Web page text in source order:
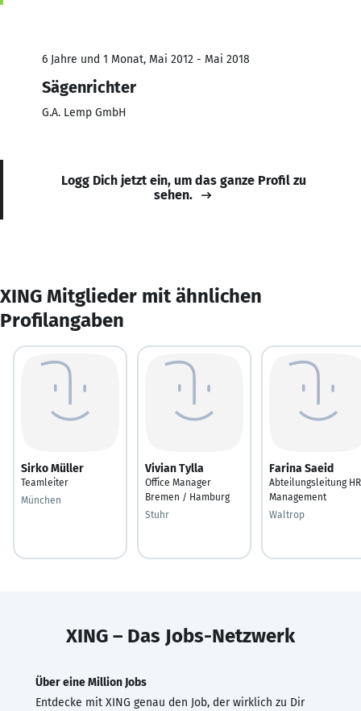
6 Jahre und 1 Monat, Mai 2012 - Mai 2018
Sägenrichter
G.A. Lemp GmbH
Logg Dich jetzt ein, um das ganze Profil zu
sehen.
XING Mitglieder mit ähnlichen
Profilangaben
Sirko Müller
Teamleiter
München
Vivian Tylla
Office Manager
Bremen / Hamburg
Stuhr
Farina Saeid
Abteilungsleitung HR
Management
Waltrop
XING – Das Jobs-Netzwerk
Über eine Million Jobs
Entdecke mit XING genau den Job, der wirklich zu Dir